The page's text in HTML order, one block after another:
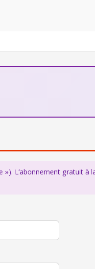
L’abonnement gratuit à